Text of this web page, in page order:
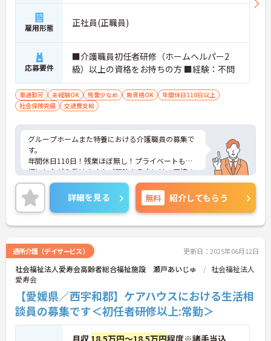
雇用形態 正社員(正職員)
応募要件
■介護職員初任者研修（ホームヘルパー2
級）以上の資格をお持ちの方 ■経験：不問
車通勤可 未経験OK 残業少なめ 無資格OK
年間休日110日以上
社会保険完備
交通費支給
グループホームまた特養における介護職員の募集で
す。
年間休日110日！残業ほぼ無し！プライベートも大
切にしながら働けます！ご興味ある方には、面接の
ポイントなど、さらに詳細をお話致しますのでお気
軽にご相談ください。
詳細を見る 無料 紹介してもらう
通所介護（デイサービス） 更新日：2025年06月12日
社会福祉法人愛寿会高齢者総合福祉施設 瀬戸あいじゅ
社会福祉法人
愛寿会
【愛媛県／西宇和郡】ケアハウスにおける生活相
談員の募集です＜初任者研修以上:常勤＞